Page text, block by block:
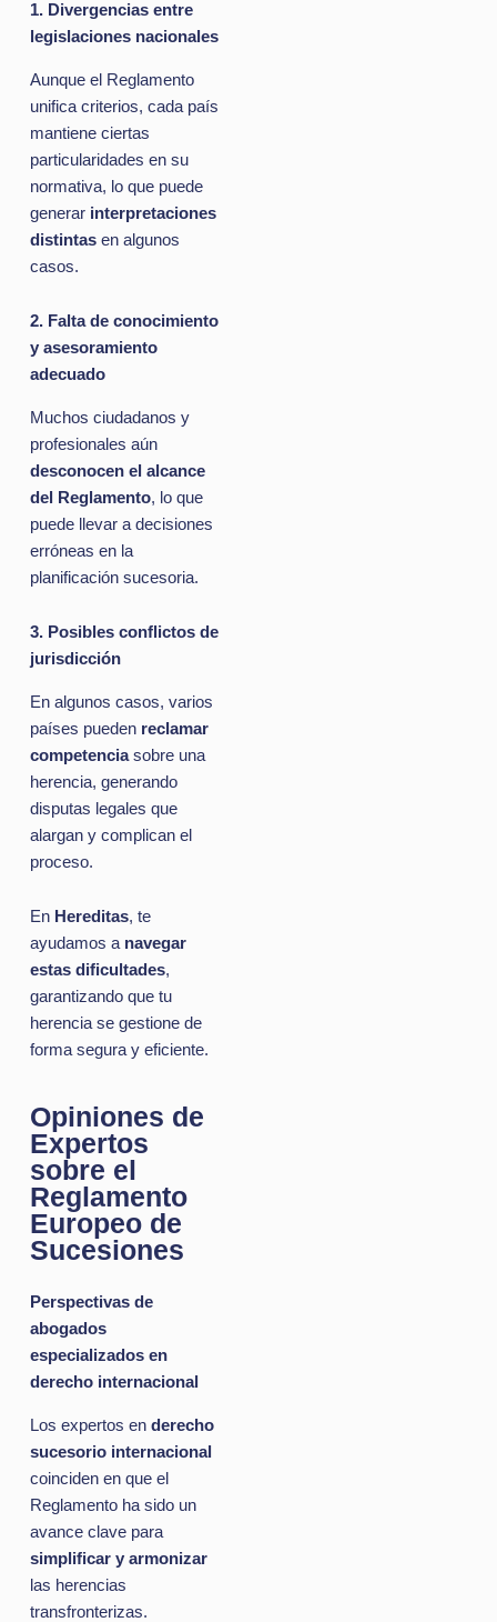
1. Divergencias entre
legislaciones nacionales
Aunque el Reglamento
unifica criterios, cada país
mantiene ciertas
particularidades en su
normativa, lo que puede
generar interpretaciones
distintasen algunos
casos.
2. Falta de conocimiento
y asesoramiento
adecuado
Muchos ciudadanos y
profesionales aún
desconocen el alcance
del Reglamento, lo que
puede llevar a decisiones
erróneas en la
planificación sucesoria.
3. Posibles conflictos de
jurisdicción
En algunos casos, varios
países pueden reclamar
competenciasobre una
herencia, generando
disputas legales que
alargan y complican el
proceso.
En Hereditas, te
ayudamos a navegar
estas dificultades,
garantizando que tu
herencia se gestione de
forma segura y eficiente.
Opiniones de
Expertos
sobre el
Reglamento
Europeo de
Sucesiones
Perspectivas de
abogados
especializados en
derecho internacional
Los expertos en derecho
sucesorio internacional
coinciden en que el
Reglamento ha sido un
avance clave para
simplificar y armonizar
las herencias
transfronterizas.